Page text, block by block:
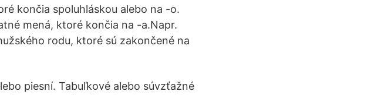
končia spoluhláskou alebo na -o.
mená, ktoré končia na -a.Napr.
rodu, ktoré sú zakončené na
piesní. Tabuľkové alebo súvzťažné